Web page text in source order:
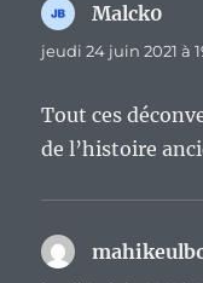
Malck0
jeudi 24 juin 2021 à
Tout ces
de l’histoire